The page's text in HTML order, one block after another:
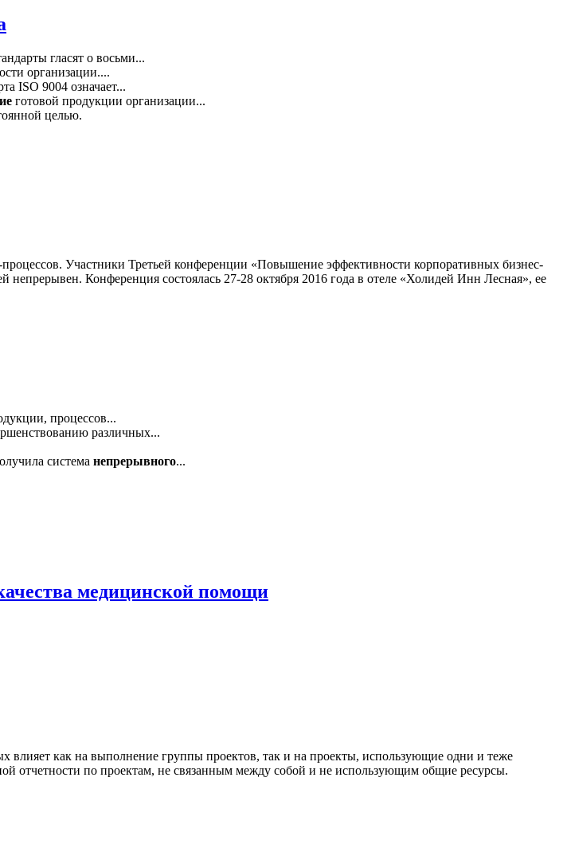
гласят о восьми...
организации....
ISO 9004 означает...
готовой продукции организации...
целью.
Участники Третьей конференции «Повышение эффективности корпоративных бизнес-
Конференция состоялась 27-28 октября 2016 года в отеле «Холидей Инн Лесная», ее
процессов...
различных...
система непрерывного...
медицинской помощи
влияет как на выполнение группы проектов, так и на проекты, использующие одни и теже
отчетности по проектам, не связанным между собой и не использующим общие ресурсы.